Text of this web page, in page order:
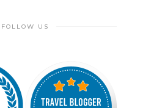
FOLLOW US